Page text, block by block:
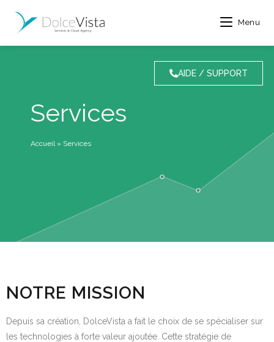
Menu
AIDE / SUPPORT
Services
Accueil» Services
NOTRE MISSION
Depuis sa création, DolceVista a fait le choix de se spécialiser sur
les technologies à forte valeur ajoutée. Cette stratégie de